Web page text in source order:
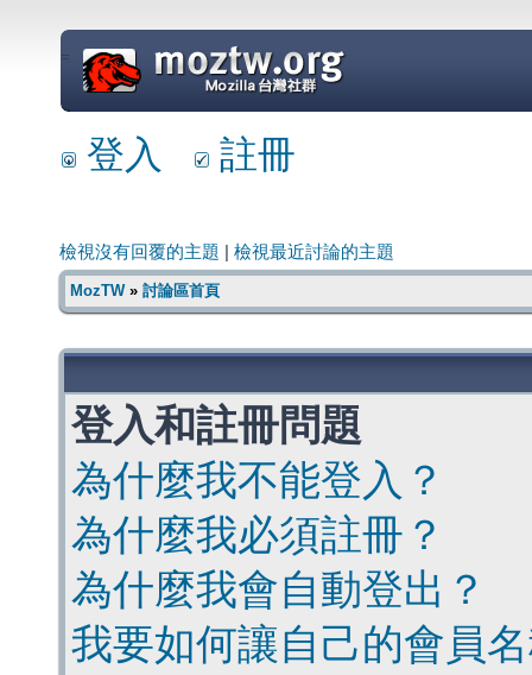
=
登入 註冊
檢視沒有回覆的主題 檢視最近討論的主題
MozTW» 討論區首頁
登入和註冊問題
為什麼我不能登入？
為什麼我必須註冊？
為什麼我會自動登出？
我要如何讓自己的會員